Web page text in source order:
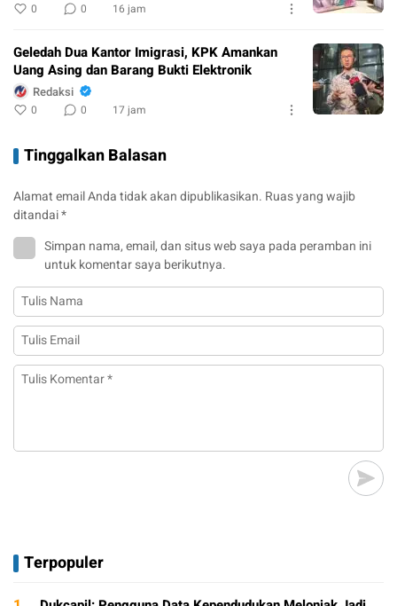
0 0 16 jam
Geledah Dua Kantor Imigrasi, KPK Amankan
Uang Asing dan Barang Bukti Elektronik
Redaksi
0 0 17 jam
Tinggalkan Balasan
Alamat email Anda tidak akan dipublikasikan. Ruas yang wajib
ditandai*
Simpan nama, email, dan situs web saya pada peramban ini
untuk komentar saya berikutnya.
Terpopuler